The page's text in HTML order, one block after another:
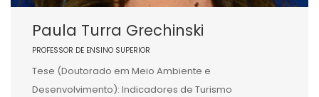
Paula Turra Grechinski
PROFESSOR DE ENSINO SUPERIOR
Tese (Doutorado em Meio Ambiente e
Desenvolvimento): Indicadores de Turismo